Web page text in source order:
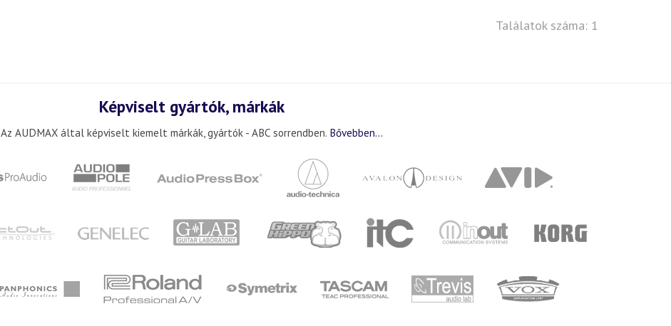
Találatok száma: 1
Képviselt gyártók, márkák
Az AUDMAX által képviselt kiemelt márkák, gyártók - ABC sorrendben. Bővebben...